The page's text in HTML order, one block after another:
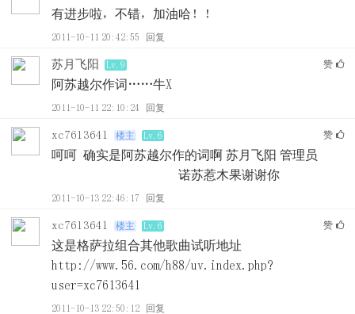
有进步啦，不错，加油哈！！
2011-10-11 20:42:55 回复
苏月飞阳 Lv.9 赞
阿苏越尔作词……牛X
2011-10-11 22:10:24 回复
xc7613641 楼主 Lv.6 赞
呵呵 确实是阿苏越尔作的词啊 苏月飞阳 管理员
诺苏惹木果谢谢你
2011-10-13 22:46:17 回复
xc7613641 楼主 Lv.6 赞
这是格萨拉组合其他歌曲试听地址
http://www.56.com/h88/uv.index.php?
user=xc7613641
2011-10-13 22:50:12 回复